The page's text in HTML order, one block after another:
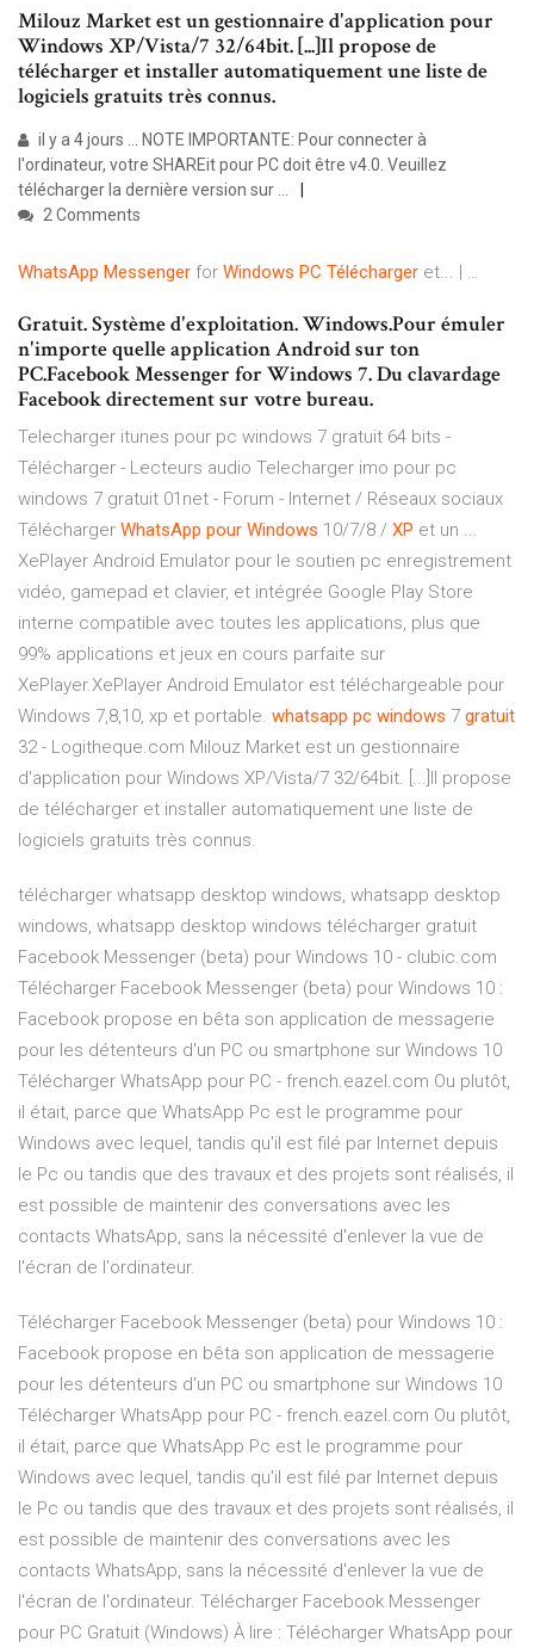
Milouz Market est un gestionnaire d'application pour
Windows XP/Vista/7 32/64bit. [...]Il propose de
télécharger et installer automatiquement une liste de
logiciels gratuits très connus.
il y a 4 jours ... NOTE IMPORTANTE: Pour connecter à
l'ordinateur, votre SHAREit pour PC doit être v4.0. Veuillez
télécharger la dernière version sur ...
2 Comments
WhatsApp Messenger for Windows PC Télécharger et... | …
Gratuit. Système d'exploitation. Windows.Pour émuler
n'importe quelle application Android sur ton
PC.Facebook Messenger for Windows 7. Du clavardage
Facebook directement sur votre bureau.
Telecharger itunes pour pc windows 7 gratuit 64 bits -
Télécharger - Lecteurs audio Telecharger imo pour pc
windows 7 gratuit 01net - Forum - Internet / Réseaux sociaux
Télécharger WhatsApp pour Windows 10/7/8 / XP et un ...
XePlayer Android Emulator pour le soutien pc enregistrement
vidéo, gamepad et clavier, et intégrée Google Play Store
interne compatible avec toutes les applications, plus que
99% applications et jeux en cours parfaite sur
XePlayer.XePlayer Android Emulator est téléchargeable pour
Windows 7,8,10, xp et portable. whatsapp pc windows 7 gratuit
32 - Logitheque.com Milouz Market est un gestionnaire
d'application pour Windows XP/Vista/7 32/64bit. [...]Il propose
de télécharger et installer automatiquement une liste de
logiciels gratuits très connus.
télécharger whatsapp desktop windows, whatsapp desktop
windows, whatsapp desktop windows télécharger gratuit
Facebook Messenger (beta) pour Windows 10 - clubic.com
Télécharger Facebook Messenger (beta) pour Windows 10 :
Facebook propose en bêta son application de messagerie
pour les détenteurs d'un PC ou smartphone sur Windows 10
Télécharger WhatsApp pour PC - french.eazel.com Ou plutôt,
il était, parce que WhatsApp Pc est le programme pour
Windows avec lequel, tandis qu'il est filé par Internet depuis
le Pc ou tandis que des travaux et des projets sont réalisés, il
est possible de maintenir des conversations avec les
contacts WhatsApp, sans la nécessité d'enlever la vue de
l'écran de l'ordinateur.
Télécharger Facebook Messenger (beta) pour Windows 10 :
Facebook propose en bêta son application de messagerie
pour les détenteurs d'un PC ou smartphone sur Windows 10
Télécharger WhatsApp pour PC - french.eazel.com Ou plutôt,
il était, parce que WhatsApp Pc est le programme pour
Windows avec lequel, tandis qu'il est filé par Internet depuis
le Pc ou tandis que des travaux et des projets sont réalisés, il
est possible de maintenir des conversations avec les
contacts WhatsApp, sans la nécessité d'enlever la vue de
l'écran de l'ordinateur. Télécharger Facebook Messenger
pour PC Gratuit (Windows) À lire : Télécharger WhatsApp pour